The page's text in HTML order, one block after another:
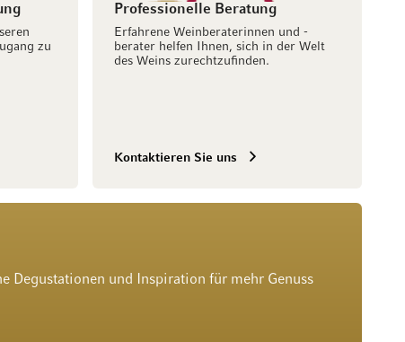
zu
Professionelle Beratung
Erfahrene Weinberaterinnen und -
berater helfen Ihnen, sich in der Welt
des Weins zurechtzufinden.
Kontaktieren Sie uns
Degustationen und Inspiration für mehr Genuss